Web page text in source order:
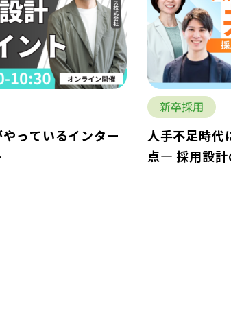
っているインター
新卒採用
人手不足時代
点― 採用設